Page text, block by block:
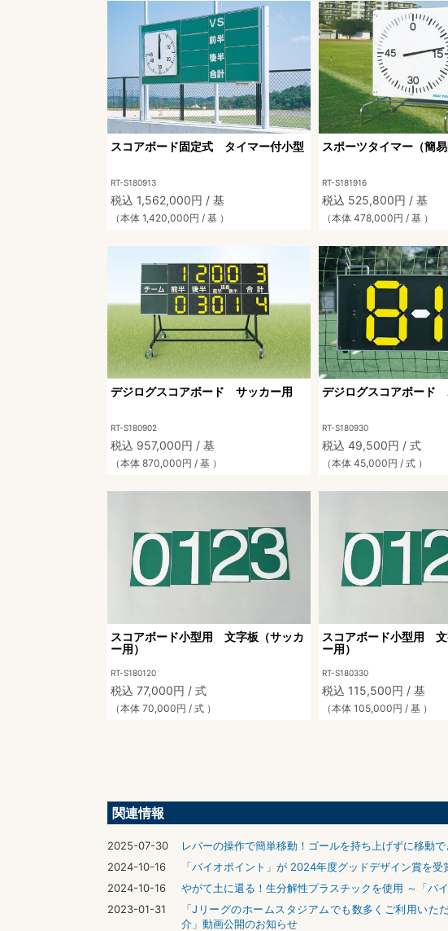
スコアボード固定式 タイマー付小型
RT-S180913
税込 1,562,000円 / 基
（本体 1,420,000円 / 基 ）
スポーツタイマー（簡易
RT-S181916
税込 525,800円 / 基
（本体 478,000円 / 基 ）
デジログスコアボード サッカー用
RT-S180902
税込 957,000円 / 基
（本体 870,000円 / 基 ）
デジログスコアボード
RT-S180930
税込 49,500円 / 式
（本体 45,000円 / 式 ）
スコアボード小型用 文字板（サッカ
ー用）
RT-S180120
税込 77,000円 / 式
（本体 70,000円 / 式 ）
スコアボード小型用
ー用）
RT-S180330
税込 115,500円 / 基
（本体 105,000円 / 基 ）
関連情報
2025-07-30
レバーの操作で簡単移動！ゴールを持ち上げずに移動
2024-10-16
「バイオポイント」が 2024年度グッドデザイン賞を受
2024-10-16
やがて土に還る！生分解性プラスチックを使用 ～「バ
2023-01-31
「Jリーグのホームスタジアムでも数多くご利用い
介」動画公開のお知らせ